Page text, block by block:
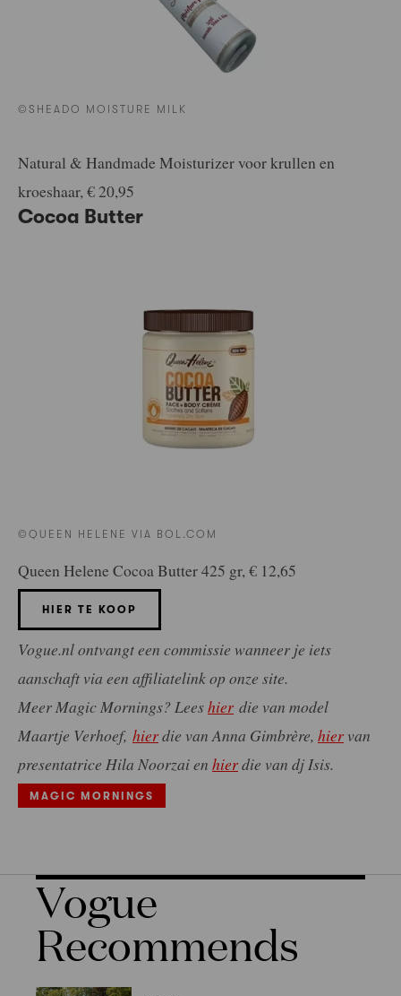
©SHEADO MOISTURE MILK
Natural & Handmade Moisturizer voor krullen en
kroeshaar, € 20,95
Cocoa Butter
©QUEEN HELENE VIA BOL.COM
Queen Helene Cocoa Butter 425 gr, € 12,65
HIER TE KOOP
Vogue.nl ontvangt een commissie wanneer je iets
aanschaft via een affiliatelink op onze site.
Meer Magic Mornings? Leeshier die van model
Maartje Verhoef, hierdie van Anna Gimbrère, hier van
presentatrice Hila Noorzai en hierdie van dj Isis.
MAGIC MORNINGS
Vogue
Recommends